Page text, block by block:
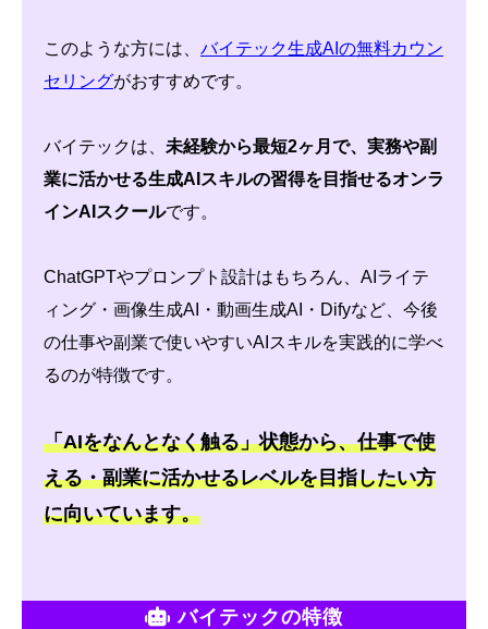
このような方には、 バイテック生成AIの無料カウン
セリングがおすすめです。
バイテックは、 未経験から最短2ヶ月で、実務や副
業に活かせる生成AIスキルの習得を目指せるオンラ
インAIスクールです。
ChatGPTやプロンプト設計はもちろん、AIライテ
ィング・画像生成AI・動画生成AI・Difyなど、今後
の仕事や副業で使いやすいAIスキルを実践的に学べ
るのが特徴です。
「AIをなんとなく触る」状態から、仕事で使
える・副業に活かせるレベルを目指したい方
に向いています。
バイテックの特徴